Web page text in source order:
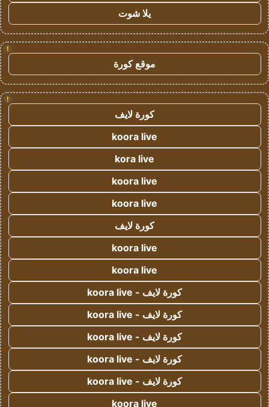
يلا شوت
!
موقع كورة
!
كورة لايف
koora live
kora live
koora live
koora live
كورة لايف
koora live
koora live
كورة لايف - koora live
كورة لايف - koora live
كورة لايف - koora live
كورة لايف - koora live
كورة لايف - koora live
koora live